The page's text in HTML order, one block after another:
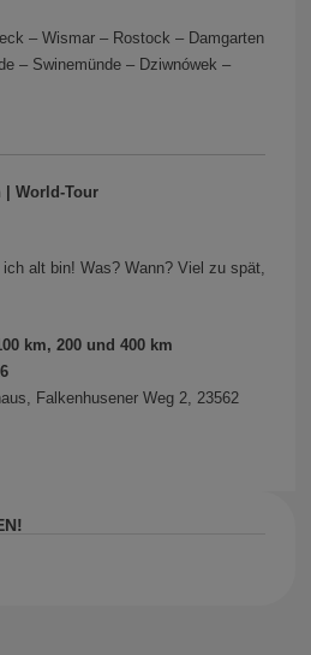
– Wismar – Rostock – Damgarten
– Swinemünde – Dziwnówek –
World-Tour
alt bin! Was? Wann? Viel zu spät,
km, 200 und 400 km
Falkenhusener Weg 2, 23562